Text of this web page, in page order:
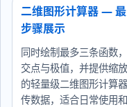
二维图形计算器 —
步骤展示
同时绘制最多三条函数
交点与极值，并提供缩
的轻量级二维图形计算
传数据，适合日常使用和